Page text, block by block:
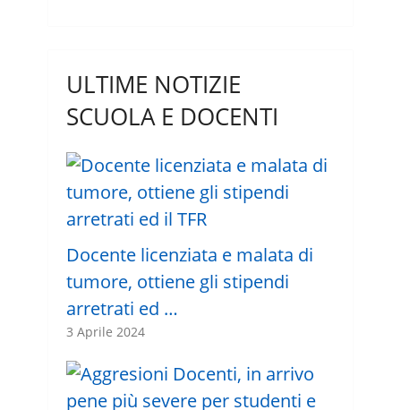
ULTIME NOTIZIE
SCUOLA E DOCENTI
Docente licenziata e malata di
tumore, ottiene gli stipendi
arretrati ed …
3 Aprile 2024